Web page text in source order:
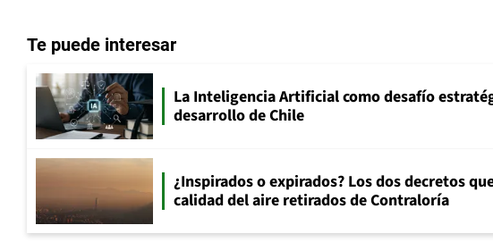
Te puede interesar
La Inteligencia Artificial como desafío
desarrollo de Chile
¿Inspirados o expirados? Los dos decretos
calidad del aire retirados de Contraloría